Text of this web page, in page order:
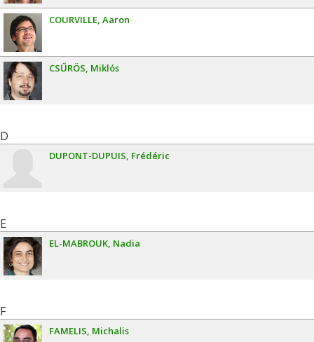
COURVILLE Aaron
CSŰRÖS Miklós
D
DUPONT-DUPUIS Frédéric
E
EL-MABROUK Nadia
F
FAMELIS Michalis